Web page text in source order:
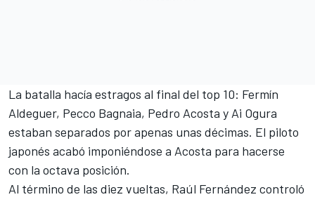
La batalla hacía estragos al final del top 10: Fermín
Aldeguer, Pecco Bagnaia, Pedro Acosta y Ai Ogura
estaban separados por apenas unas décimas. El piloto
japonés acabó imponiéndose a Acosta para hacerse
con la octava posición.
Al término de las diez vueltas, Raúl Fernández controló